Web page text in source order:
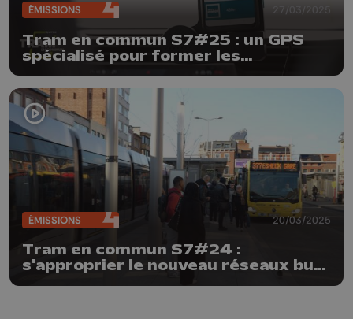
ÉMISSIONS 27/03/2025
Tram en commun S7#25 : un GPS
spécialisé pour former les
chauffeurs de bus
ÉMISSIONS 20/03/2025
Tram en commun S7#24 :
s'approprier le nouveau réseaux bus